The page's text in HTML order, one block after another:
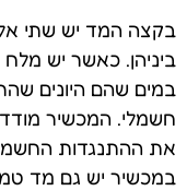
בקצה המד יש שתי
ביניהן. כאשר יש
במים שהם היונים
חשמלי. המכשיר
את ההתנגדות
במכשיר יש גם מד